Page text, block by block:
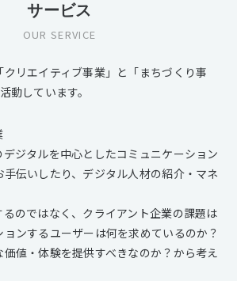
サービス
OUR SERVICE
リエイティブ事業」と「まちづくり事
動しています。
ジタルを中心としたコミュニケーション
伝いしたり、デジタル人材の紹介・マネ
のではなく、クライアント企業の課題は
ンするユーザーは何を求めているのか？
値・体験を提供すべきなのか？から考え